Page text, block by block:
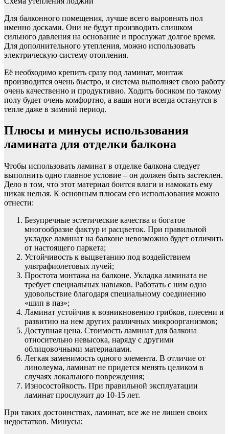
Для балконного помещения, лучше всего выровнять пол
именно досками. Они не будут производить слишком
сильного давления на основание и прослужат долгое время.
Для дополнительного утепления, можно использовать
электрическую систему отопления.
Её необходимо крепить сразу под ламинат, монтаж
производится очень быстро, и система выполняет свою работу
очень качественно и продуктивно. Ходить босиком по такому
полу будет очень комфортно, а ваши ноги всегда останутся в
тепле даже в зимний период.
Плюсы и минусы использования
ламината для отделки балкона
Чтобы использовать ламинат в отделке балкона следует
выполнить одно главное условие – он должен быть застеклен.
Дело в том, что этот материал боится влаги и намокать ему
никак нельзя. К основным плюсам его использования можно
отнести:
Безупречные эстетические качества и богатое
многообразие фактур и расцветок. При правильной
укладке ламинат на балконе невозможно будет отличить
от настоящего паркета;
Устойчивость к выцветанию под воздействием
ультрафиолетовых лучей;
Простота монтажа на балконе. Укладка ламината не
требует специальных навыков. Работать с ним одно
удовольствие благодаря специальному соединению
«шип в паз»;
Ламинат устойчив к возникновению грибков, плесени и
развитию на нем других различных микроорганизмов;
Доступная цена. Стоимость ламинат для балкона
относительно невысока, наряду с другими
облицовочными материалами.
Легкая заменимость одного элемента. В отличие от
линолеума, ламинат не придется менять целиком в
случаях локального повреждения;
Износостойкость. При правильной эксплуатации
ламинат прослужит до 10-15 лет.
При таких достоинствах, ламинат, все же не лишен своих
недостатков. Минусы: